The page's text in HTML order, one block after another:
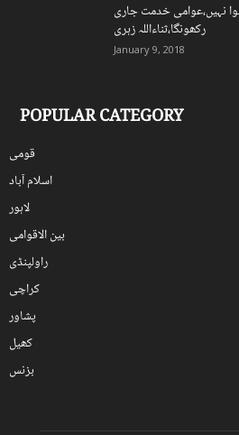
نہیں،عوامی خدمت جاری
رکھونگا،ثناءاللہ زہری
January 9, 2018
POPULAR CATEGORY
قومی
اسلام آباد
لاہور
بین الاقوامی
راولپنڈی
کراچی
پشاور
کھیل
بزنس